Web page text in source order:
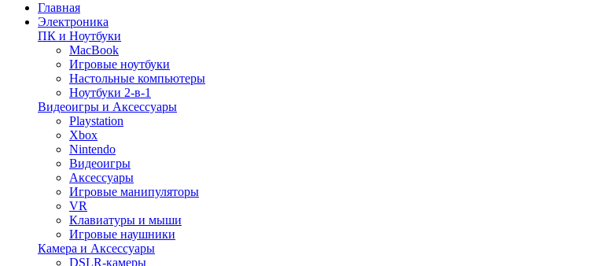
Главная
Электроника
ПК и Ноутбуки
MacBook
Игровые ноутбуки
Настольные компьютеры
Ноутбуки 2-в-1
Видеоигры и Аксессуары
Playstation
Xbox
Nintendo
Видеоигры
Аксессуары
Игровые манипуляторы
VR
Клавиатуры и мыши
Игровые наушники
Камера и Аксессуары
DSLR-камеры